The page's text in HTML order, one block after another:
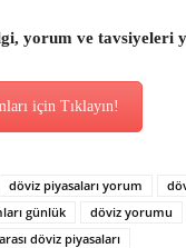
yorum ve tavsiyeleri
için Tıklayın!
döviz piyasaları yorum
günlük döviz yorumu
döviz piyasaları